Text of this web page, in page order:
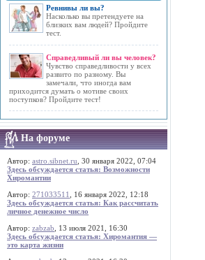
Ревнивы ли вы?
Насколько вы претендуете на
близких вам людей? Пройдите
тест.
Справедливый ли вы человек?
Чувство справедливости у всех
развито по разному. Вы
замечали, что иногда вам
приходится думать о мотиве своих
поступков? Пройдите тест!
На форуме
Автор: astro.sibnet.ru , 30 января 2022, 07:04
Здесь обсуждается статья: Возможности
Хиромантии
Автор: 271033511
, 16 января 2022, 12:18
Здесь обсуждается статья: Как рассчитать
личное денежное число
Автор: zabzab , 13 июля 2021, 16:30
Здесь обсуждается статья: Хиромантия —
это карта жизни